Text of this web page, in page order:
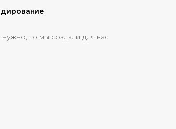
то мы создали для вас